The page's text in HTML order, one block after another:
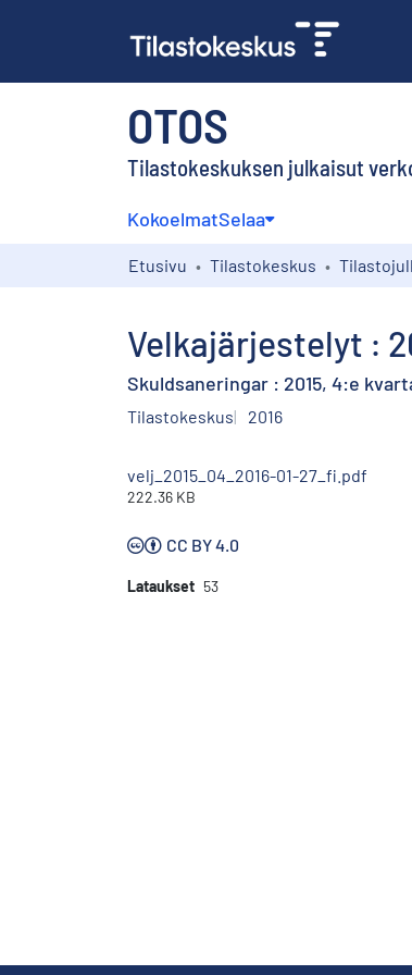
OTOS
Tilastokeskuksen julkaisut
KokoelmatSelaa
Etusivu Tilastokeskus
Velkajärjestelyt :
Skuldsaneringar : 2015, 4:e
Tilastokeskus 2016
velj_2015_04_2016-01-27_fi.pdf
222.36 KB
CC BY 4.0
Lataukset 53